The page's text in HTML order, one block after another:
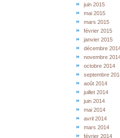
juin 2015
mai 2015
mars 2015
février 2015
janvier 2015
décembre
novembre
octobre 2014
septembre
août 2014
juillet 2014
juin 2014
mai 2014
avril 2014
mars 2014
février 2014